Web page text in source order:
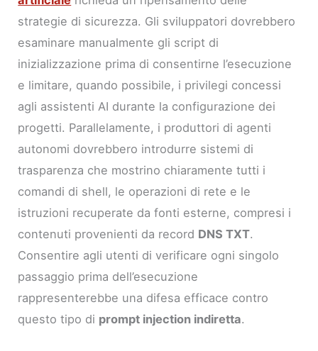
strategie di sicurezza. Gli sviluppatori dovrebbero
esaminare manualmente gli script di
inizializzazione prima di consentirne l’esecuzione
e limitare, quando possibile, i privilegi concessi
agli assistenti AI durante la configurazione dei
progetti. Parallelamente, i produttori di agenti
autonomi dovrebbero introdurre sistemi di
trasparenza che mostrino chiaramente tutti i
comandi di shell, le operazioni di rete e le
istruzioni recuperate da fonti esterne, compresi i
contenuti provenienti da record DNS TXT.
Consentire agli utenti di verificare ogni singolo
passaggio prima dell’esecuzione
rappresenterebbe una difesa efficace contro
questo tipo di prompt injection indiretta.